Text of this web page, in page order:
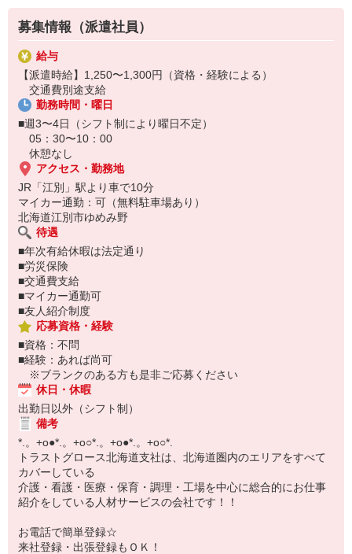
企業とのマッチング
↓
弊社担当との面談＋企業との面談
↓
双方合意の元就業開始♪
※万が一スタッフ様の条件と企業の希望がマッチングしなかった
場合でも、別のお仕事探しを速やかに行います！
※幅広い年代の方が活躍中
※検便健診必須
――――――――――――――――――――
【採用までの流れ】
応募後は、電話で応募者様の情報や希望条件などをヒアリング！
その後、履歴書を回収します（WebまたはFAX）。
企業との面談から採用までは数日お時間いただきます。
※履歴書はHPより簡単に作成できます！
⇒ https://www.trust-growth.co.jp/resume/
――――――――――――――――――――
※お仕事No.H-5237
ご応募時に上記No.をお知らせ下さい♪
募集情報（派遣社員）
給与
【派遣時給】1,250〜1,300円（資格・経験による）
交通費別途支給
勤務時間・曜日
■週3〜4日（シフト制により曜日不定）
05：30〜10：00
休憩なし
アクセス・勤務地
JR「江別」駅より車で10分
マイカー通勤：可（無料駐車場あり）
北海道江別市ゆめみ野
待遇
■年次有給休暇は法定通り
■労災保険
■交通費支給
■マイカー通勤可
■友人紹介制度
応募資格・経験
■資格：不問
■経験：あれば尚可
※ブランクのある方も是非ご応募ください
休日・休暇
出勤日以外（シフト制）
備考
*.。+o●*.。+o○*.。+o●*.。+o○*.
トラストグロース北海道支社は、北海道圏内のエリアをすべて
カバーしている
介護・看護・医療・保育・調理・工場を中心に総合的にお仕事
紹介をしている人材サービスの会社です！！
お電話で簡単登録☆
来社登録・出張登録もＯＫ！